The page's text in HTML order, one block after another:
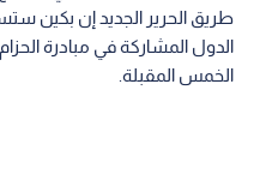
طريق الحرير الجديد إن بكين
الدول المشاركة في مبادرة
الخمس المقبلة.